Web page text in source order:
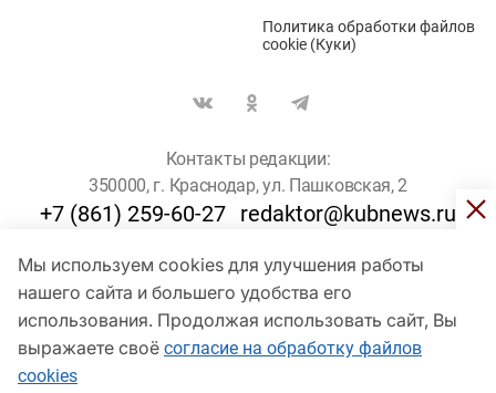
Мы используем cookies для улучшения работы
нашего сайта и большего удобства его
использования. Продолжая использовать сайт, Вы
выражаете своё согласие на обработку файлов
cookies
Политика обработки файлов
cookie (Куки)
Контакты редакции:
350000, г. Краснодар, ул. Пашковская, 2
+7 (861) 259-60-27 redaktor@kubnews.ru
Для пользователей старше 16 лет
© Кубанские Новости, 2017
Сетевое издание «kubnews» зарегистрировано Федеральной
службой по надзору в сфере связи, информационных технологий
и массовых коммуникаций (Роскомнадзор). Регистрационный